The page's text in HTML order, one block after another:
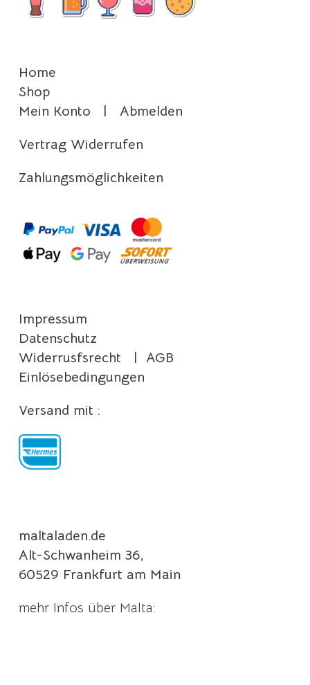
Home
Shop
Mein Konto
Abmelden
Vertrag Widerrufen
Zahlungsmöglichkeiten
Impressum
Datenschutz
Widerrusfsrecht
AGB
Einlösebedingungen
Versand mit :
maltaladen.de
Alt-Schwanheim 36,
60529 Frankfurt am Main
mehr Infos über Malta: